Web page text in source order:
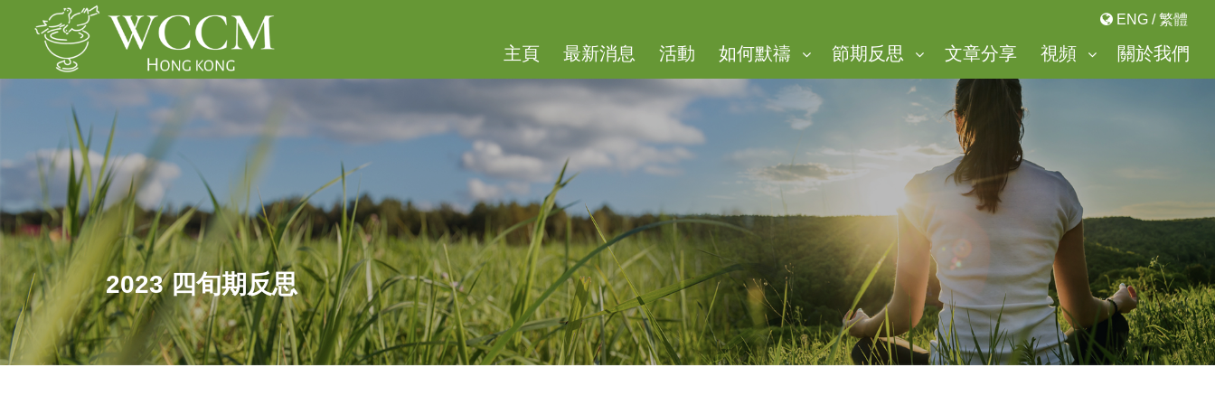
ENG /繁體
主頁 ​最新消息 活動 如何默禱 節期反思 文章分享 視頻 關於我們
2023 四旬期反思